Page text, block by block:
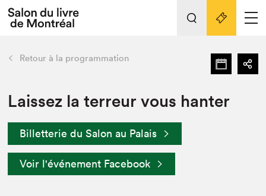
Tout sur l'édition 2022
Actualités
Vidéos et Balados
Club de lecture Braindate
retour Nos activités
Édition 2022
Planifier sa visite
Liens pratiques
Retour à la programmation
Laissez la terreur vous hanter
Billetterie du Salon au Palais
Voir l'événement Facebook